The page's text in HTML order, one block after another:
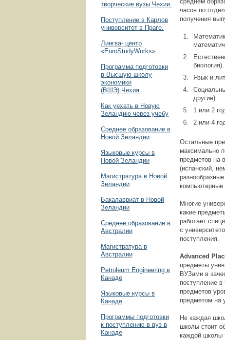
творческие вузы Чехии.
Поступление в Карлов
университет в Праге.
Лингва- центр
«EuroStudyWorks»
Программа подготовки
в Высшую школу
экономики
(ВШЭ).Чехия.
Как уехать в Новую
Зеландию через учебу
Среднее образование в
Новой Зеландии
Языковые курсы в
Новой Зеландии
Магистратура в Новой
Зеландии
Бакалавриат в Новой
Зеландии
Среднее образование в
Австралии
Магистратура в
Австралии
Petroleum Engineering в
Канаде
Языковые курсы в
Канаде
Программы подготовки
к поступлению в вуз в
Канаде
часов по
получения
биология).
Язык и
другие).
1 или 2
2 или 4
Остальные
максимально
предметов на
(испанский,
компьютерные
Многие
какие
работает
с
поступления.
Advanced
предметы
ВУЗами в
поступление
предметов
предметом на
Не каждая
школы стоит
каждой школы